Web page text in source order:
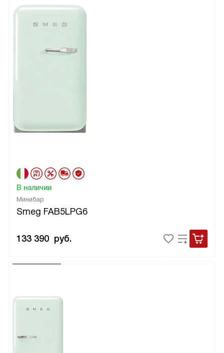
Минибар
Smeg FAB5LPG6
В наличии
133 390 руб.